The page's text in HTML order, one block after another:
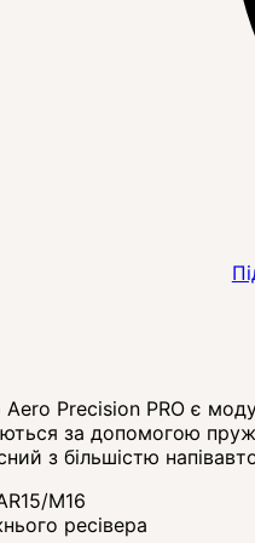
Precision PRO є
за допомогою
з більшістю
M16
ресівера